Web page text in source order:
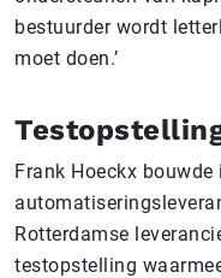
bestuurder wordt
moet doen.’
Frank Hoeckx
Rotterdamse
testopstelling